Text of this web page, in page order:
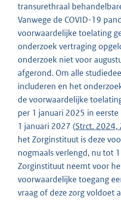
transurethraal
Vanwege de COVID-19
voorwaardelijke toelating
onderzoek vertraging
onderzoek niet voor
afgerond. Om alle
includeren en het
de voorwaardelijke
per 1 januari 2025 in
1 januari 2027 (Strct. 2024,
het Zorginstituut is deze
nogmaals verlengd, nu tot
Zorginstituut neemt voor
voorwaardelijke toegang
vraag of deze zorg voldoet